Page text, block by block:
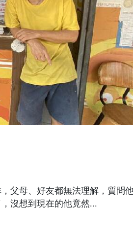
父母、好友都無法理解，質問
沒想到現在的他竟然...